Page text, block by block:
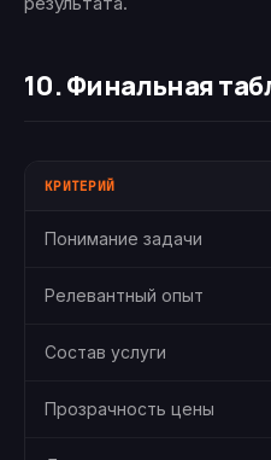
10. Финальная
КРИТЕРИЙ
Понимание задачи
Релевантный опыт
Состав услуги
Прозрачность цены